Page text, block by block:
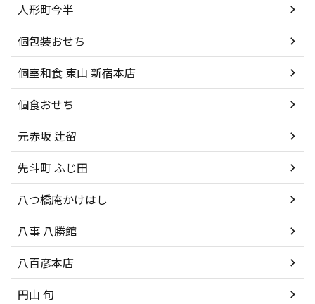
人形町今半
個包装おせち
個室和食 東山 新宿本店
個食おせち
元赤坂 辻留
先斗町 ふじ田
八つ橋庵かけはし
八事 八勝館
八百彦本店
円山 旬